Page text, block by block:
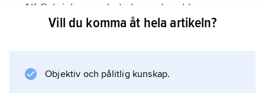
Alf Gabrielsson arbetade med problem
rörande rytmupplevelser, bland annat i
(1973), men ägnade sig från slutet av 1980-
Vill du komma åt hela artikeln?
Objektiv och pålitlig kunskap.